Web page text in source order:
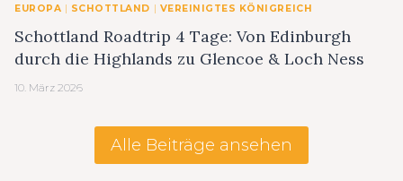
EUROPA | SCHOTTLAND | VEREINIGTES KÖNIGREICH
Schottland Roadtrip 4 Tage: Von Edinburgh
durch die Highlands zu Glencoe & Loch Ness
10. März 2026
Alle Beiträge ansehen